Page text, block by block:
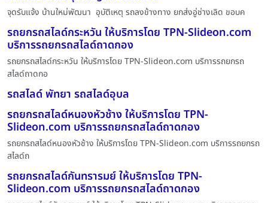
จุดรับแจ้ง บ้านใหม่พัฒนา อุบัติเหตุ รถลงข้างทาง ยกส่งอู่ช่างเลิด ขอบค
รถยกรถสไลด์กระหวัน ให้บริการโดย TPN-Slideon.com
บริการรถยกรถสไลด์ถาดกอง
รถยกรถสไลด์กระหวัน ให้บริการโดย TPN-Slideon.com บริการรถยกรถ
สไลด์ถาดกอ
รถสไลด์ พัทยา รถสไลด์อุบล
รถยกรถสไลด์หนองหัวช้าง ให้บริการโดย TPN-
Slideon.com บริการรถยกรถสไลด์ถาดกอง
รถยกรถสไลด์หนองหัวช้าง ให้บริการโดย TPN-Slideon.com บริการรถยกรถ
สไลด์ถ
รถยกรถสไลด์กันทรารมย์ ให้บริการโดย TPN-
Slideon.com บริการรถยกรถสไลด์ถาดกอง